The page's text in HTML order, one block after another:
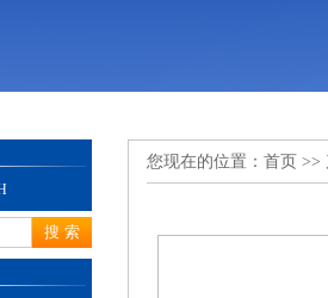
您现在的位置： 首页 >>